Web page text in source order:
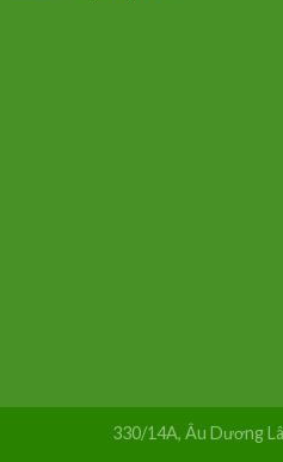
330/14A, Âu Dương